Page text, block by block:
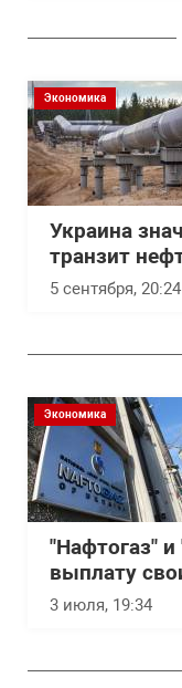
Экономика
Украина
транзит
5 сентября, 20:24
Экономика
"Нафтогаз"
выплату
3 июля, 19:34